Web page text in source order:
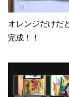
オレンジだけだ
完成！！